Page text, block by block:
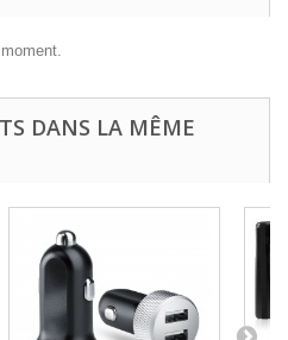
DANS LA MÊME